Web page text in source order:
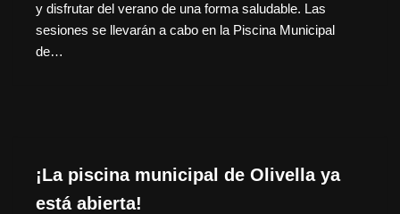
y disfrutar del verano de una forma saludable. Las
sesiones se llevarán a cabo en la Piscina Municipal
de…
¡La piscina municipal de Olivella ya
está abierta!